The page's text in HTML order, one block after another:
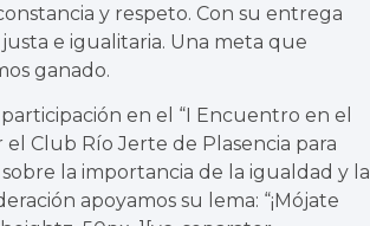
y respeto. Con su entrega
e igualitaria. Una meta que
ganado.
en el “I Encuentro en el
Club Río Jerte de Plasencia para
la importancia de la igualdad y la
apoyamos su lema: “¡Mójate